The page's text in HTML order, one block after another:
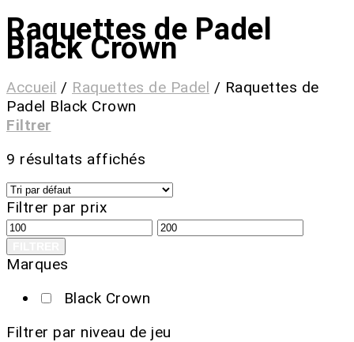
Raquettes de Padel
Black Crown
Accueil / Raquettes de Padel / Raquettes de
Padel Black Crown
Filtrer
9 résultats affichés
Filtrer par prix
Marques
Black Crown
Filtrer par niveau de jeu